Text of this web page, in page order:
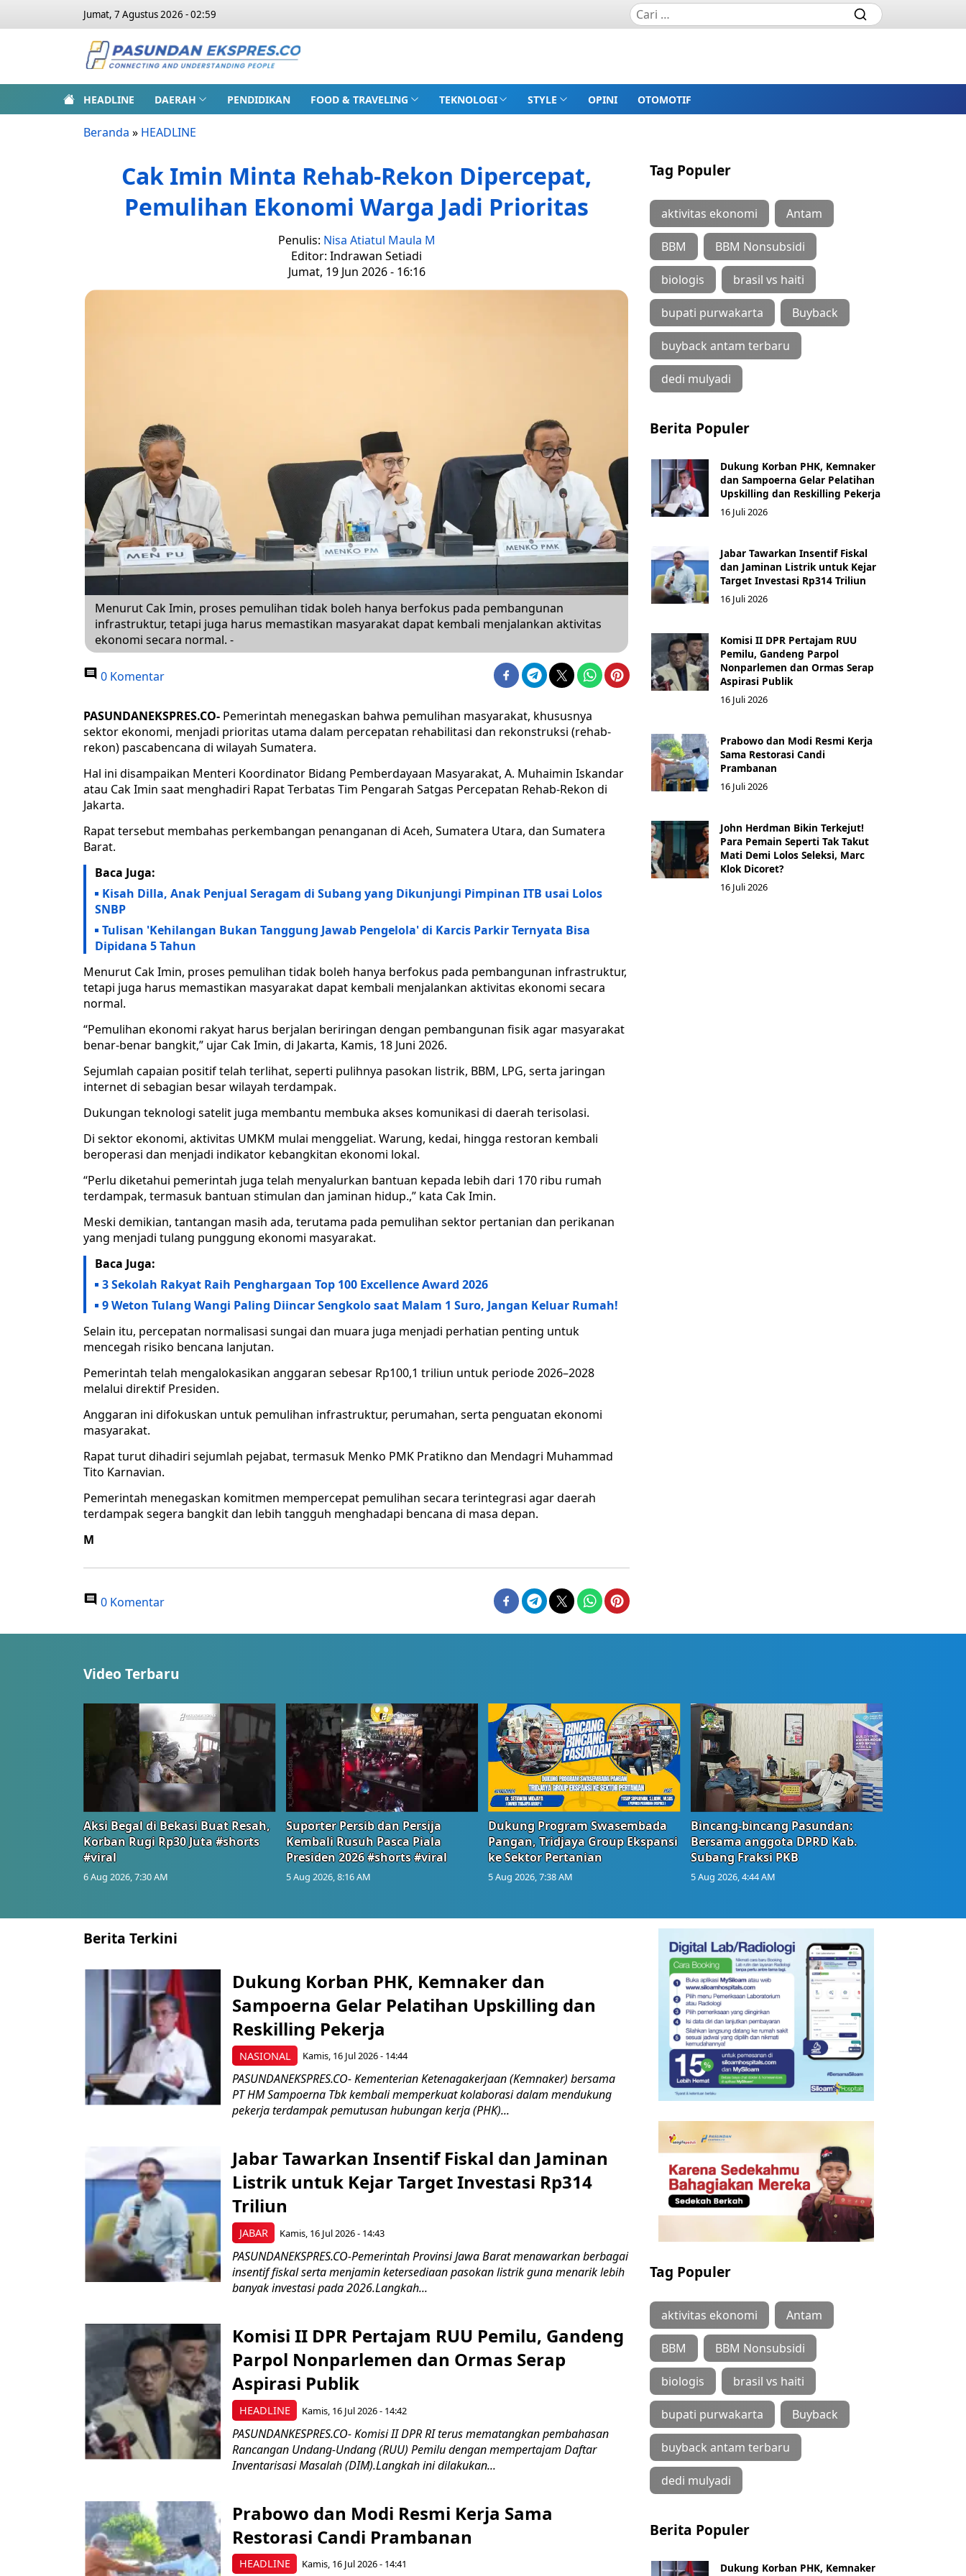
Jumat, 7 Agustus 2026 - 02:59
HEADLINE DAERAH PENDIDIKAN FOOD & TRAVELING TEKNOLOGI STYLE OPINI OTOMOTIF
Beranda » HEADLINE
Cak Imin Minta Rehab-Rekon Dipercepat,
Pemulihan Ekonomi Warga Jadi Prioritas
Penulis: Nisa Atiatul Maula M
Editor: Indrawan Setiadi
Jumat, 19 Jun 2026 - 16:16
Menurut Cak Imin, proses pemulihan tidak boleh hanya berfokus pada pembangunan
infrastruktur, tetapi juga harus memastikan masyarakat dapat kembali menjalankan aktivitas
ekonomi secara normal. -
0 Komentar
PASUNDANEKSPRES.CO- Pemerintah menegaskan bahwa pemulihan masyarakat, khususnya
sektor ekonomi, menjadi prioritas utama dalam percepatan rehabilitasi dan rekonstruksi (rehab-
rekon) pascabencana di wilayah Sumatera.
Hal ini disampaikan Menteri Koordinator Bidang Pemberdayaan Masyarakat, A. Muhaimin Iskandar
atau Cak Imin saat menghadiri Rapat Terbatas Tim Pengarah Satgas Percepatan Rehab-Rekon di
Jakarta.
Rapat tersebut membahas perkembangan penanganan di Aceh, Sumatera Utara, dan Sumatera
Barat.
Baca Juga:
Kisah Dilla, Anak Penjual Seragam di Subang yang Dikunjungi Pimpinan ITB usai Lolos
SNBP
Tulisan 'Kehilangan Bukan Tanggung Jawab Pengelola' di Karcis Parkir Ternyata Bisa
Dipidana 5 Tahun
Menurut Cak Imin, proses pemulihan tidak boleh hanya berfokus pada pembangunan infrastruktur,
tetapi juga harus memastikan masyarakat dapat kembali menjalankan aktivitas ekonomi secara
normal.
“Pemulihan ekonomi rakyat harus berjalan beriringan dengan pembangunan fisik agar masyarakat
benar-benar bangkit,” ujar Cak Imin, di Jakarta, Kamis, 18 Juni 2026.
Sejumlah capaian positif telah terlihat, seperti pulihnya pasokan listrik, BBM, LPG, serta jaringan
internet di sebagian besar wilayah terdampak.
Dukungan teknologi satelit juga membantu membuka akses komunikasi di daerah terisolasi.
Di sektor ekonomi, aktivitas UMKM mulai menggeliat. Warung, kedai, hingga restoran kembali
beroperasi dan menjadi indikator kebangkitan ekonomi lokal.
“Perlu diketahui pemerintah juga telah menyalurkan bantuan kepada lebih dari 170 ribu rumah
terdampak, termasuk bantuan stimulan dan jaminan hidup.,” kata Cak Imin.
Meski demikian, tantangan masih ada, terutama pada pemulihan sektor pertanian dan perikanan
yang menjadi tulang punggung ekonomi masyarakat.
Baca Juga:
3 Sekolah Rakyat Raih Penghargaan Top 100 Excellence Award 2026
9 Weton Tulang Wangi Paling Diincar Sengkolo saat Malam 1 Suro, Jangan Keluar Rumah!
Selain itu, percepatan normalisasi sungai dan muara juga menjadi perhatian penting untuk
mencegah risiko bencana lanjutan.
Pemerintah telah mengalokasikan anggaran sebesar Rp100,1 triliun untuk periode 2026–2028
melalui direktif Presiden.
Anggaran ini difokuskan untuk pemulihan infrastruktur, perumahan, serta penguatan ekonomi
masyarakat.
Rapat turut dihadiri sejumlah pejabat, termasuk Menko PMK Pratikno dan Mendagri Muhammad
Tito Karnavian.
Pemerintah menegaskan komitmen mempercepat pemulihan secara terintegrasi agar daerah
terdampak segera bangkit dan lebih tangguh menghadapi bencana di masa depan.
M
0 Komentar
Tag Populer
aktivitas ekonomi Antam
BBM BBM Nonsubsidi
biologis brasil vs haiti
bupati purwakarta Buyback
buyback antam terbaru
dedi mulyadi
Berita Populer
Dukung Korban PHK, Kemnaker
dan Sampoerna Gelar Pelatihan
Upskilling dan Reskilling Pekerja
16 Juli 2026
Jabar Tawarkan Insentif Fiskal
dan Jaminan Listrik untuk Kejar
Target Investasi Rp314 Triliun
16 Juli 2026
Komisi II DPR Pertajam RUU
Pemilu, Gandeng Parpol
Nonparlemen dan Ormas Serap
Aspirasi Publik
16 Juli 2026
Prabowo dan Modi Resmi Kerja
Sama Restorasi Candi
Prambanan
16 Juli 2026
John Herdman Bikin Terkejut!
Para Pemain Seperti Tak Takut
Mati Demi Lolos Seleksi, Marc
Klok Dicoret?
16 Juli 2026
Video Terbaru
Aksi Begal di Bekasi Buat Resah,
Korban Rugi Rp30 Juta #shorts
#viral
6 Aug 2026, 7:30 AM
Suporter Persib dan Persija
Kembali Rusuh Pasca Piala
Presiden 2026 #shorts #viral
5 Aug 2026, 8:16 AM
Dukung Program Swasembada
Pangan, Tridjaya Group Ekspansi
ke Sektor Pertanian
5 Aug 2026, 7:38 AM
Bincang-bincang Pasundan:
Bersama anggota DPRD Kab.
Subang Fraksi PKB
5 Aug 2026, 4:44 AM
Berita Terkini
NASIONAL
Dukung Korban PHK, Kemnaker dan
Sampoerna Gelar Pelatihan Upskilling dan
Reskilling Pekerja
Kamis, 16 Jul 2026 - 14:44
PASUNDANEKSPRES.CO- Kementerian Ketenagakerjaan (Kemnaker) bersama
PT HM Sampoerna Tbk kembali memperkuat kolaborasi dalam mendukung
pekerja terdampak pemutusan hubungan kerja (PHK)...
JABAR
Jabar Tawarkan Insentif Fiskal dan Jaminan
Listrik untuk Kejar Target Investasi Rp314
Triliun
Kamis, 16 Jul 2026 - 14:43
PASUNDANEKSPRES.CO-Pemerintah Provinsi Jawa Barat menawarkan berbagai
insentif fiskal serta menjamin ketersediaan pasokan listrik guna menarik lebih
banyak investasi pada 2026.Langkah...
HEADLINE
Komisi II DPR Pertajam RUU Pemilu, Gandeng
Parpol Nonparlemen dan Ormas Serap
Aspirasi Publik
Kamis, 16 Jul 2026 - 14:42
PASUNDANKESPRES.CO- Komisi II DPR RI terus mematangkan pembahasan
Rancangan Undang-Undang (RUU) Pemilu dengan mempertajam Daftar
Inventarisasi Masalah (DIM).Langkah ini dilakukan...
HEADLINE
Prabowo dan Modi Resmi Kerja Sama
Restorasi Candi Prambanan
Kamis, 16 Jul 2026 - 14:41
Tag Populer
aktivitas ekonomi Antam
BBM BBM Nonsubsidi
biologis brasil vs haiti
bupati purwakarta Buyback
buyback antam terbaru
dedi mulyadi
Berita Populer
Dukung Korban PHK, Kemnaker